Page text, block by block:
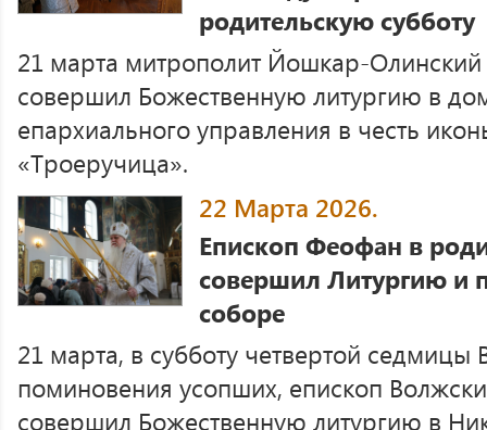
родительскую субботу
21 марта митрополит Йошкар-
совершил Божественную литургию в
епархиального управления в честь
«Троеручица».
22 Марта 2026.
Епископ Феофан в
совершил Литургию и
соборе
21 марта, в субботу четвертой седмицы
поминовения усопших, епископ
совершил Божественную литургию в